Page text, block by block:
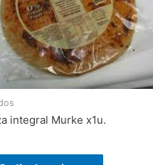
integral Murke x1u.